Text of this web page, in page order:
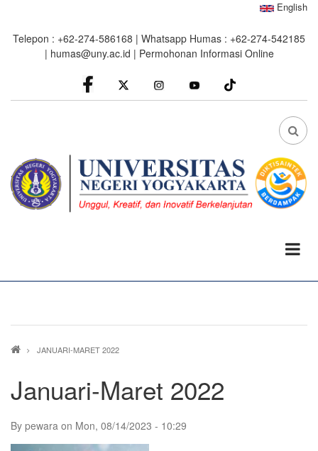
main
English
Telepon : +62-274-586168 | Whatsapp Humas : +62-274-542185
| humas@uny.ac.id | Permohonan Informasi Online
facebook
Instagram youtube
FA
Breadcrumb
JANUARI-MARET 2022
Januari-Maret 2022
By pewara on Mon, 08/14/2023 - 10:29